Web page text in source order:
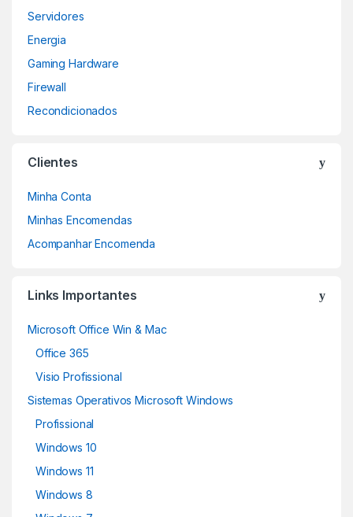
Servidores
Energia
Gaming Hardware
Firewall
Recondicionados
Clientes
Minha Conta
Minhas Encomendas
Acompanhar Encomenda
Links Importantes
Microsoft Office Win & Mac
Office 365
Visio Profissional
Sistemas Operativos Microsoft Windows
Profissional
Windows 10
Windows 11
Windows 8